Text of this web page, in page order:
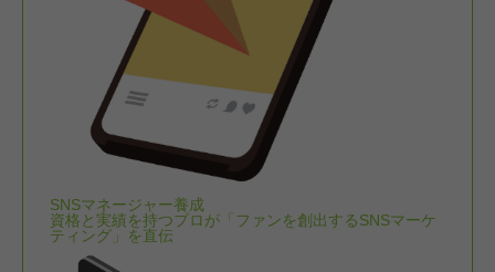
SNSマネージャー養成
資格と実績を持つプロが「ファンを創出するSNSマーケ
ティング」を直伝